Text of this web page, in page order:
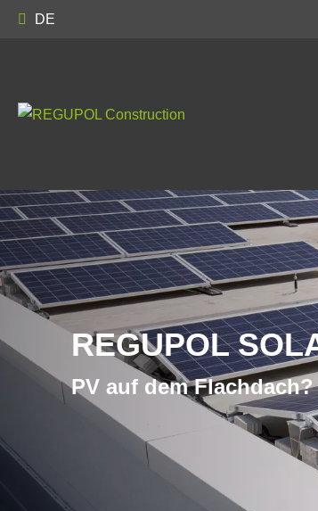
DE
REGUPOL
PV auf dem